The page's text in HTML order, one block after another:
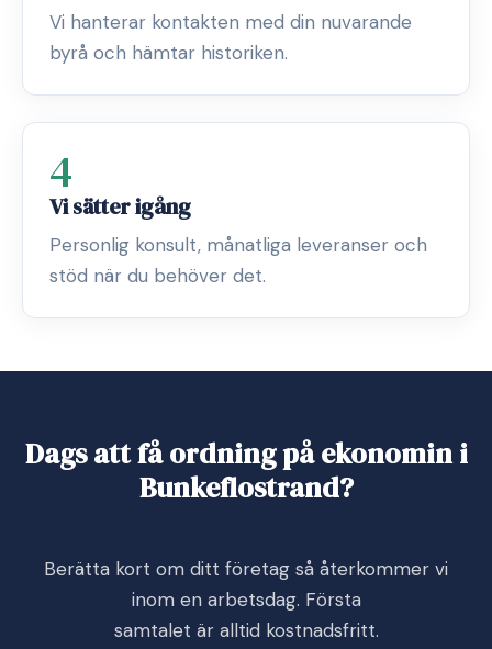
Vi hanterar kontakten med din nuvarande
byrå och hämtar historiken.
4
Vi sätter igång
Personlig konsult, månatliga leveranser och
stöd när du behöver det.
Dags att få ordning på ekonomin i
Bunkeflostrand?
Berätta kort om ditt företag så återkommer vi
inom en arbetsdag. Första
samtalet är alltid kostnadsfritt.